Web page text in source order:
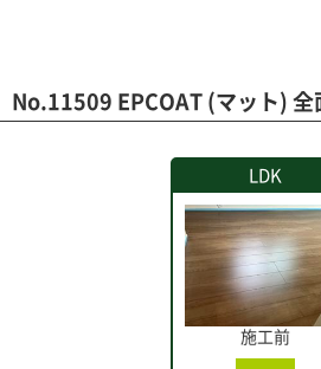
No.11509 EPCOAT (マット)
LDK
施工前